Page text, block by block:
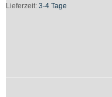
Lieferzeit: 3-4 Tage